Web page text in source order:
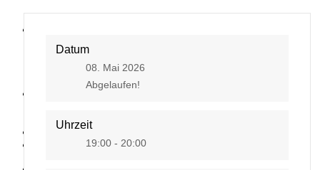
Datum
08. Mai 2026
Abgelaufen!
Uhrzeit
19:00 - 20:00